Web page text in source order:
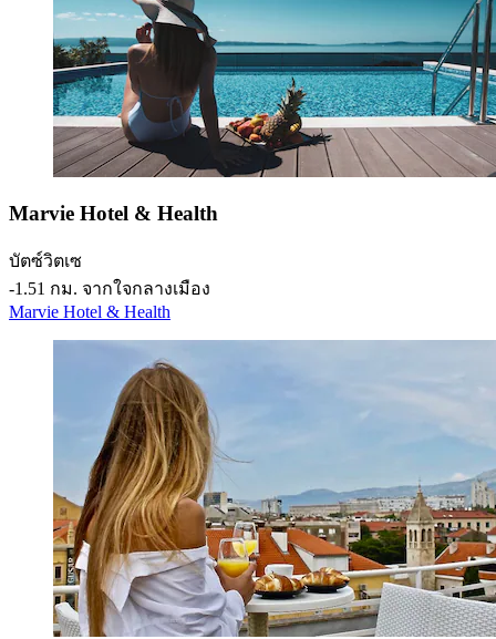
Marvie Hotel & Health
บัตซ์วิตเซ
‐1.51 กม. จากใจกลางเมือง
Marvie Hotel & Health